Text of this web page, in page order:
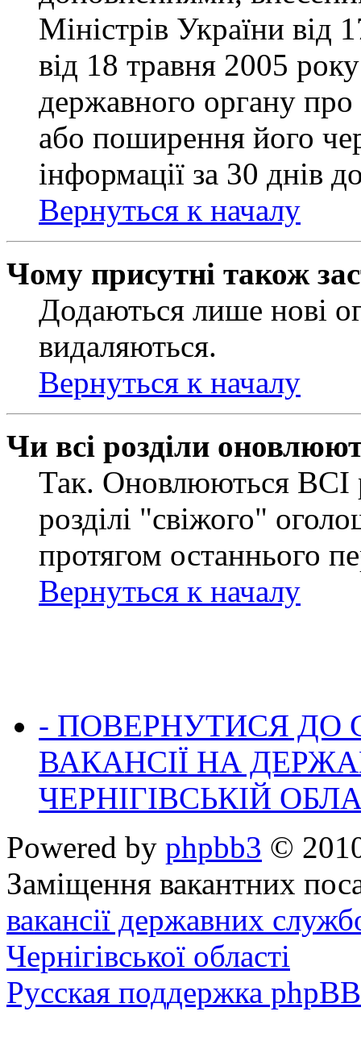
Міністрів України від
від 18 травня 2005
державного органу
або поширення його
інформації за 30 днів
Вернуться к началу
Чому присутні також
Додаються лише нові
видаляються.
Вернуться к началу
Чи всі розділи
Так. Оновлюються ВСІ
розділі "свіжого"
протягом останнього
Вернуться к началу
- ПОВЕРНУТИСЯ ДО
ВАКАНСІЇ НА
ЧЕРНІГІВСЬКІЙ
Powered by phpbb3 ©
Заміщення вакантних
вакансії державних
Чернігівської області
Русская поддержка phpBB